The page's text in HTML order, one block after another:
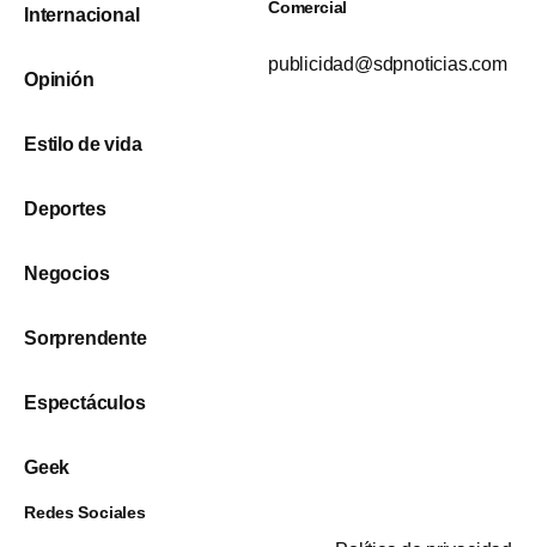
Internacional
Opinión
Estilo de vida
Deportes
Negocios
Sorprendente
Espectáculos
Geek
Comercial
publicidad@sdpnoticias.com
Redes Sociales